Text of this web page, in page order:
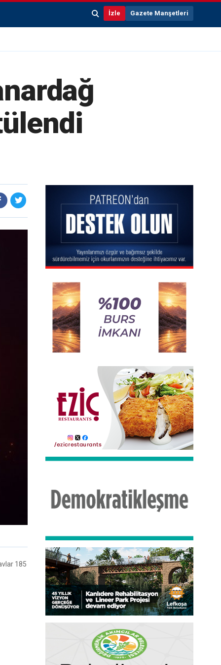
İzle Gazete Manşetleri
185